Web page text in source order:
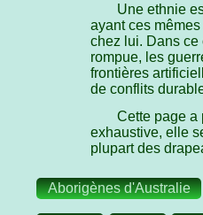
Une ethnie
ayant ces
chez lui. Dans ce
rompue, les
frontières
de conflits
Cette page a
exhaustive, elle
plupart des
Aborigènes d'Australie